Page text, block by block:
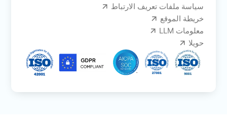
سياسة ملفات تعريف الارتباط
خريطة الموقع
معلومات LLM
حويلا